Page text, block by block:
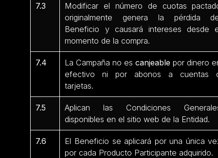
7.3
Modificar el número de cuotas
originalmente genera la pérdida
Beneficio y causará intereses desde
momento de la compra.
7.4 La Campaña no escanjeable por dinero
efectivo ni por abonos a cuentas
tarjetas.
7.5
Aplican las Condiciones
disponibles en el sitio web de la Entidad.
7.6
El Beneficio se aplicará por una única
por cada Producto Participante adquirido.